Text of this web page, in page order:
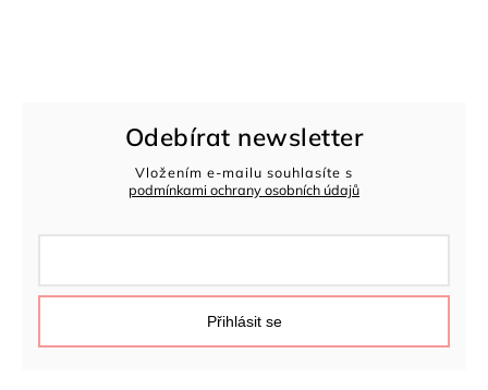
Odebírat newsletter
Vložením e-mailu souhlasíte s
podmínkami ochrany osobních údajů
Přihlásit se